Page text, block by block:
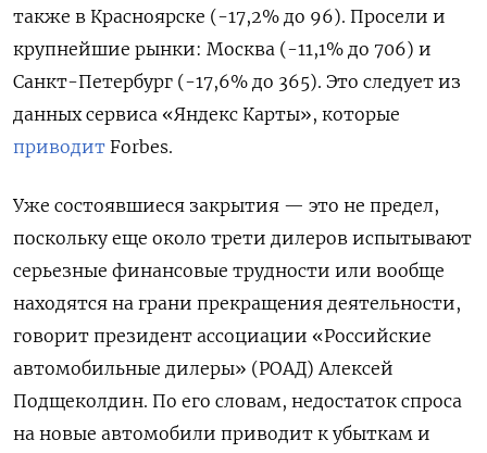
также в Красноярске (-17,2% до 96). Просели и
крупнейшие рынки: Москва (-11,1% до 706) и
Санкт-Петербург (-17,6% до 365). Это следует из
данных сервиса «Яндекс Карты», которые
приводит Forbes.
Уже состоявшиеся закрытия — это не предел,
поскольку еще около трети дилеров испытывают
серьезные финансовые трудности или вообще
находятся на грани прекращения деятельности,
говорит президент ассоциации «Российские
автомобильные дилеры» (РОАД) Алексей
Подщеколдин. По его словам, недостаток спроса
на новые автомобили приводит к убыткам и